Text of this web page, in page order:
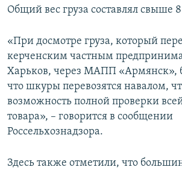
ПОБЕДИТЕЛЕЙ НЕ СУДЯТ?
ELIFBE
УКРАИНСКАЯ ПРОБЛЕМА КРЫМА
ПРИСОЕДИНЯЙТЕСЬ!
Все сайты RFE/RL
Общий вес груза составлял свыше
«При досмотре груза, который
керченским частным
Харьков, через МАПП «Армянск»,
что шкуры перевозятся навалом,
возможность полной проверки
товара», – говорится в сообщении
Россельхознадзора.
Здесь также отметили, что